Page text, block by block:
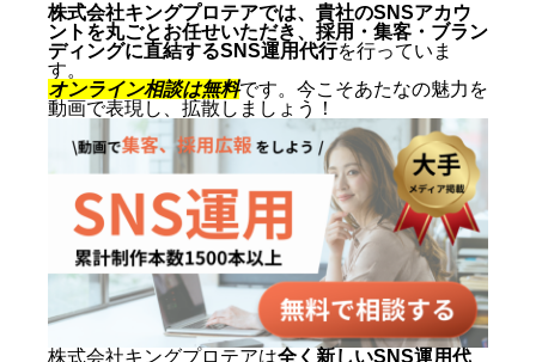
株式会社キングプロテアでは、貴社のSNSアカウ
ントを丸ごとお任せいただき、採用・集客・ブラン
ディングに直結するSNS運用代行を行っていま
す。
オンライン相談は無料です。今こそあたなの魅力を
動画で表現し、拡散しましょう！
株式会社キングプロテアは全く新しいSNS運用代